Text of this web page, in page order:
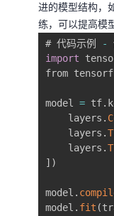
进的模型结构，
练，可以提高模
# 代码示例 -
import
from
model = tf.
    layers
.
    layers
.
    layers
.
] )
model .
model . fit (